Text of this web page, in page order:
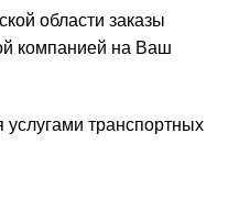
области заказы
компанией на Ваш
транспортных